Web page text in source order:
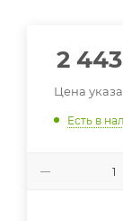
2
Цена
Есть в